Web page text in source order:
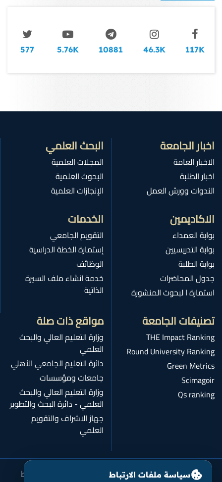
117K
46.3K
10881
5.76K
577
سياسة ملفات الارتباط
اخبار الجامعة
الاخبار العامة
اخبار الطلبة
الندوات وورش العمل
البحث العلمي
المجلات العلمية
البحوث العلمية
الإنجازات العلمية
الاكاديمين
بوابة العمداء
بوابة التدريسيين
بوابة الطلبة
جدول المحاضرات
استمارة ا لبحوث المنشورة
الخدمات
التقويم الجامعي
إستمارة الخطة الدراسية
الوظائف
خدمة انشاء ملف السيرة
الذاتية
تصنيفات الجامعة
THE Impact Ranking
Round University Ranking
Green Metrics
Scimagoir
Qs ranking
مواقع ذات صلة
وزارة التعليم العالي والبحث
العلمي
دائرة التعليم الجامعي الأهلي
جامعات ومؤسسات
وزارة التعليم العالي والبحث
العلمي - دائرة البحث والتطوير
جهاز الاشراف والتقويم
العلمي
سياسة الخصوصيةشروط الاستخدام
سياسة ملفات الارتباط